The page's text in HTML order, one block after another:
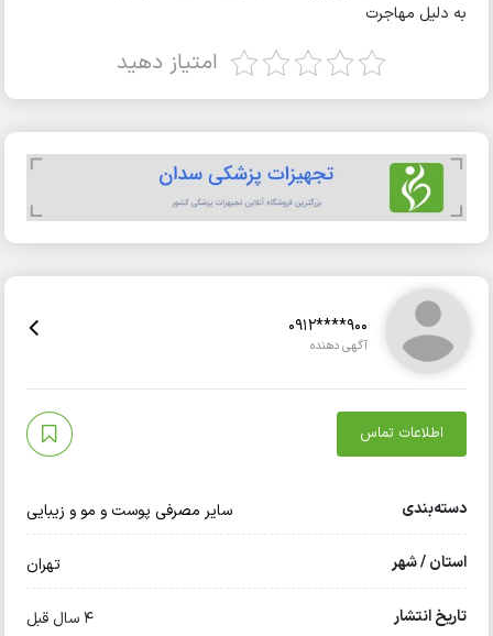
به دلیل مهاجرت
امتیاز دهید
0912****900
آگهی دهنده
اطلاعات تماس
دسته‌بندی سایر مصرفی پوست و مو و زیبایی
استان / شهر تهران
تاریخ انتشار 4 سال قبل